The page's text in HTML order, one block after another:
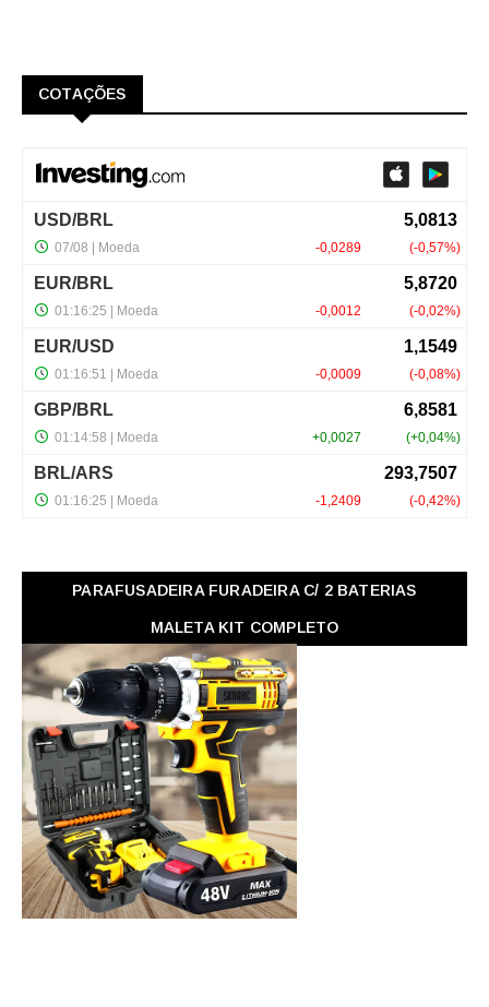
COTAÇÕES
PARAFUSADEIRA FURADEIRA C/ 2 BATERIAS
MALETA KIT COMPLETO